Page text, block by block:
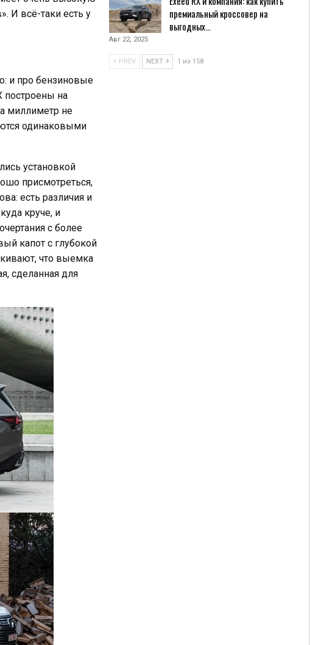
И всё-таки есть у
и про бензиновые
построены на
миллиметр не
одинаковыми
установкой
присмотреться,
есть различия и
круче, и
с более
капот с глубокой
что выемка
сделанная для
премиальный кроссовер на
выгодных…
Авг 22, 2025
PREV NEXT 1 из 158